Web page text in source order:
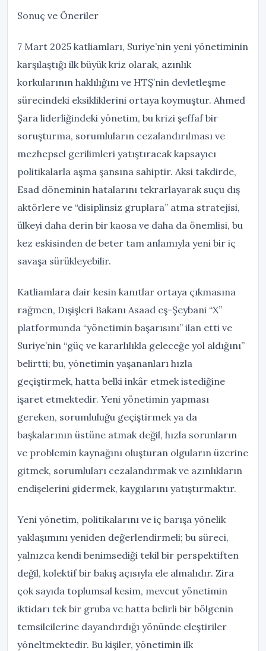
Sonuç ve Öneriler
7 Mart 2025 katliamları, Suriye’nin yeni yönetiminin
karşılaştığı ilk büyük kriz olarak, azınlık
korkularının haklılığını ve HTŞ’nin devletleşme
sürecindeki eksikliklerini ortaya koymuştur. Ahmed
Şara liderliğindeki yönetim, bu krizi şeffaf bir
soruşturma, sorumluların cezalandırılması ve
mezhepsel gerilimleri yatıştıracak kapsayıcı
politikalarla aşma şansına sahiptir. Aksi takdirde,
Esad döneminin hatalarını tekrarlayarak suçu dış
aktörlere ve “disiplinsiz gruplara” atma stratejisi,
ülkeyi daha derin bir kaosa ve daha da önemlisi, bu
kez eskisinden de beter tam anlamıyla yeni bir iç
savaşa sürükleyebilir.
Katliamlara dair kesin kanıtlar ortaya çıkmasına
rağmen, Dışişleri Bakanı Asaad eş-Şeybani “X”
platformunda “yönetimin başarısını” ilan etti ve
Suriye’nin “güç ve kararlılıkla geleceğe yol aldığını”
belirtti; bu, yönetimin yaşananları hızla
geçiştirmek, hatta belki inkâr etmek istediğine
işaret etmektedir. Yeni yönetimin yapması
gereken, sorumluluğu geçiştirmek ya da
başkalarının üstüne atmak değil, hızla sorunların
ve problemin kaynağını oluşturan olguların üzerine
gitmek, sorumluları cezalandırmak ve azınlıkların
endişelerini gidermek, kaygılarını yatıştırmaktır.
Yeni yönetim, politikalarını ve iç barışa yönelik
yaklaşımını yeniden değerlendirmeli; bu süreci,
yalnızca kendi benimsediği tekil bir perspektiften
değil, kolektif bir bakış açısıyla ele almalıdır. Zira
çok sayıda toplumsal kesim, mevcut yönetimin
iktidarı tek bir gruba ve hatta belirli bir bölgenin
temsilcilerine dayandırdığı yönünde eleştiriler
yöneltmektedir. Bu kişiler, yönetimin ilk